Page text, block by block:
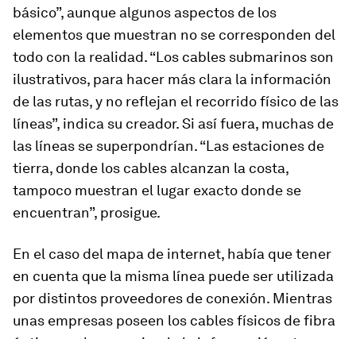
básico”, aunque algunos aspectos de los
elementos que muestran no se corresponden del
todo con la realidad. “Los cables submarinos son
ilustrativos, para hacer más clara la información
de las rutas, y no reflejan el recorrido físico de las
líneas”, indica su creador. Si así fuera, muchas de
las líneas se superpondrían. “Las estaciones de
tierra, donde los cables alcanzan la costa,
tampoco muestran el lugar exacto donde se
encuentran”, prosigue.
En el caso del mapa de internet, había que tener
en cuenta que la misma línea puede ser utilizada
por distintos proveedores de conexión. Mientras
unas empresas poseen los cables físicos de fibra